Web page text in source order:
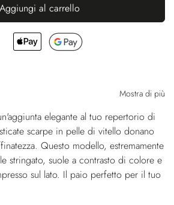
Aggiungi al carrello
Mostra di più
elegante al tuo repertorio di
scarpe in pelle di vitello donano
Questo modello, estremamente
stringato, suole a contrasto di colore e
sul lato. Il paio perfetto per il tuo